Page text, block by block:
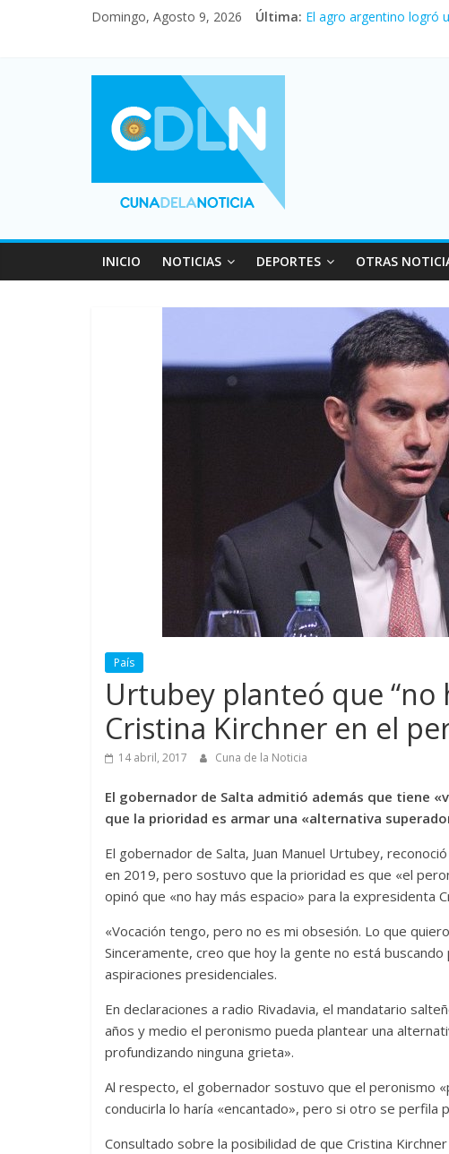
Domingo, Agosto 9, 2026 Última: Vacaciones de invierno
El agro argentino logró
Desde que asumió
INICIO NOTICIAS DEPORTES OTRAS
País
Urtubey planteó que “no
Cristina Kirchner en el
14 abril, 2017 Cuna de la Noticia
El gobernador de Salta admitió además que tiene
que la prioridad es armar una «alternativa
El gobernador de Salta, Juan Manuel Urtubey,
en 2019, pero sostuvo que la prioridad es que «el
opinó que «no hay más espacio» para la expresidenta
«Vocación tengo, pero no es mi obsesión. Lo que
Sinceramente, creo que hoy la gente no está
aspiraciones presidenciales.
En declaraciones a radio Rivadavia, el mandatario
años y medio el peronismo pueda plantear una
profundizando ninguna grieta».
Al respecto, el gobernador sostuvo que el peronismo
conducirla lo haría «encantado», pero si otro se perfila
Consultado sobre la posibilidad de que Cristina